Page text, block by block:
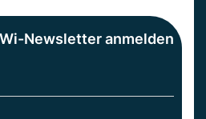
Newsletter anmelden